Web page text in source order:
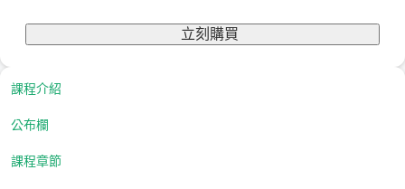
課程介紹
公布欄
課程章節
立刻購買